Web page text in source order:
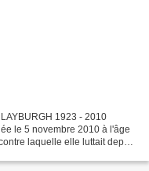
1923 - 2010
le 5 novembre 2010 à l'âge
laquelle elle luttait depuis